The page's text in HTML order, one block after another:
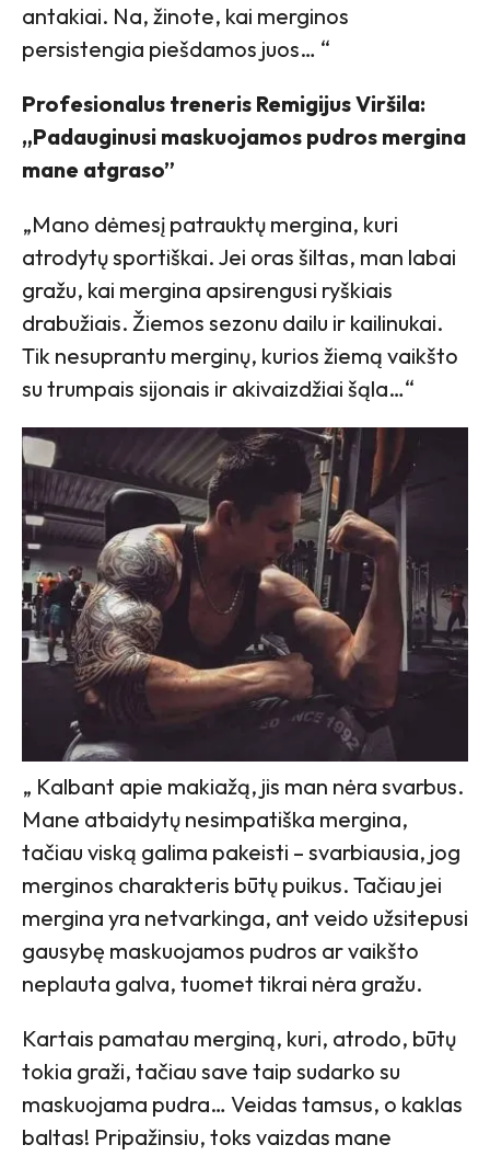
antakiai. Na, žinote, kai merginos
persistengia piešdamos juos… “
Profesionalus treneris Remigijus Viršila:
„Padauginusi maskuojamos pudros mergina
mane atgraso”
„Mano dėmesį patrauktų mergina, kuri
atrodytų sportiškai. Jei oras šiltas, man labai
gražu, kai mergina apsirengusi ryškiais
drabužiais. Žiemos sezonu dailu ir kailinukai.
Tik nesuprantu merginų, kurios žiemą vaikšto
su trumpais sijonais ir akivaizdžiai šąla…“
„ Kalbant apie makiažą, jis man nėra svarbus.
Mane atbaidytų nesimpatiška mergina,
tačiau viską galima pakeisti – svarbiausia, jog
merginos charakteris būtų puikus. Tačiau jei
mergina yra netvarkinga, ant veido užsitepusi
gausybę maskuojamos pudros ar vaikšto
neplauta galva, tuomet tikrai nėra gražu.
Kartais pamatau merginą, kuri, atrodo, būtų
tokia graži, tačiau save taip sudarko su
maskuojama pudra… Veidas tamsus, o kaklas
baltas! Pripažinsiu, toks vaizdas mane